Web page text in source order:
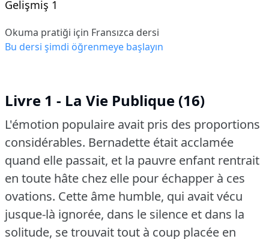
Gelişmiş 1
Okuma pratiği için Fransızca dersi
Bu dersi şimdi öğrenmeye başlayın
Livre 1 - La Vie Publique (16)
L'émotion populaire avait pris des proportions
considérables. Bernadette était acclamée
quand elle passait, et la pauvre enfant rentrait
en toute hâte chez elle pour échapper à ces
ovations. Cette âme humble, qui avait vécu
jusque-là ignorée, dans le silence et dans la
solitude, se trouvait tout à coup placée en